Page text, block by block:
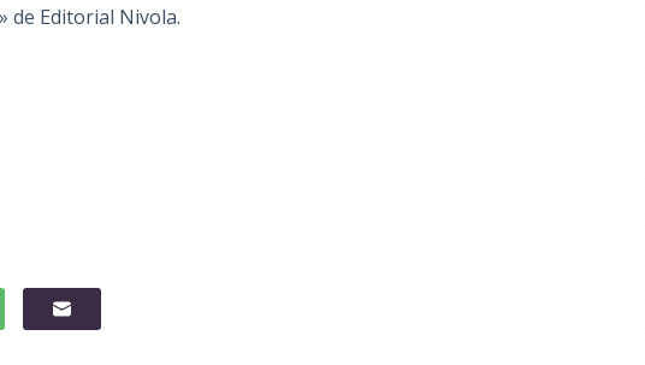
de Editorial Nivola.